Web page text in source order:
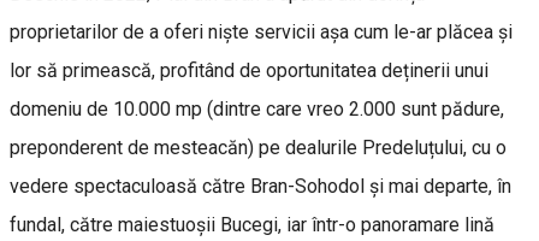
proprietarilor de a oferi niște servicii așa cum le-ar plăcea și
lor să primească, profitând de oportunitatea deținerii unui
domeniu de 10.000 mp (dintre care vreo 2.000 sunt pădure,
preponderent de mesteacăn) pe dealurile Predeluțului, cu o
vedere spectaculoasă către Bran-Sohodol și mai departe, în
fundal, către maiestuoșii Bucegi, iar într-o panoramare lină